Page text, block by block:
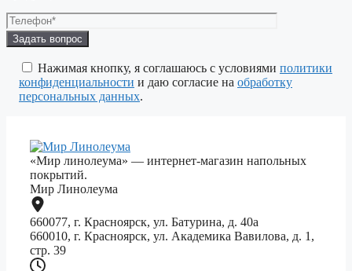
Оставьте
это
поле
пустым.
Нажимая кнопку, я соглашаюсь с условиями политики
конфиденциальности и даю согласие на обработку
персональных данных.
«Мир линолеума» — интернет-магазин напольных
покрытий.
Мир Линолеума
660077, г. Красноярск, ул. Батурина, д. 40а
660010, г. Красноярск, ул. Академика Вавилова, д. 1,
стр. 39